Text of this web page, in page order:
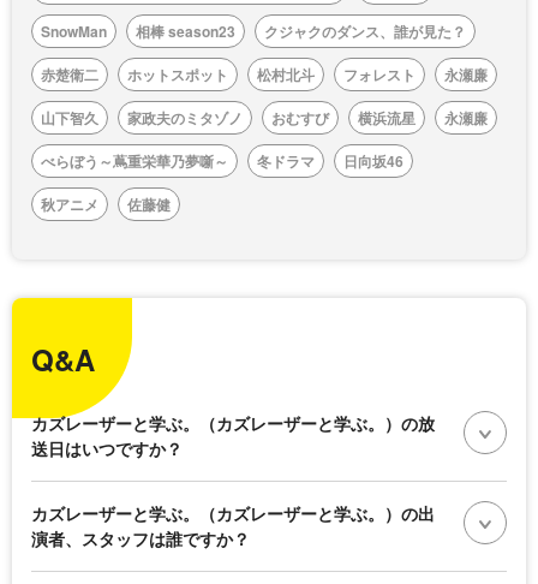
SnowMan
相棒 season23
クジャクのダンス、誰が見た？
赤楚衛二
ホットスポット 松村北斗 フォレスト
永瀬廉
山下智久
家政夫のミタゾノ おむすび 横浜流星
永瀬廉
べらぼう～蔦重栄華乃夢噺～
冬ドラマ
日向坂46
秋アニメ
佐藤健
Q&A
カズレーザーと学ぶ。（カズレーザーと学ぶ。）の放
送日はいつですか？
カズレーザーと学ぶ。（カズレーザーと学ぶ。）の出
演者、スタッフは誰ですか？